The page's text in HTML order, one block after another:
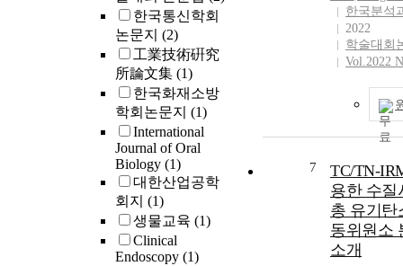
한국통신학회
논문지 (2)
工業技術硏究
所論文集 (1)
한국화재소방
학회논문지 (1)
International
Journal of Oral
Biology (1)
대한산업공학
회지 (1)
생물교육 (1)
Clinical
Endoscopy (1)
released from
houses to the
atmosphere
from slate
rainwater
pollution and
affect
Although
plates) has
prevent the
asbestos
extent, it is
a policy
한국분석
2022
학술대회
Vol.2022
7
TC/TN-
용한 수질
총 유기탄
동위원소
소개